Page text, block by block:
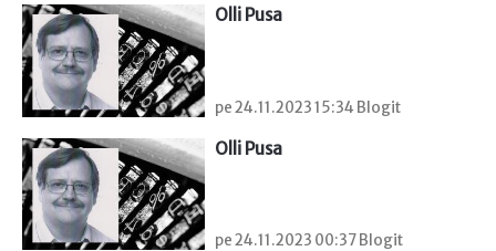
Olli Pusa
pe 24.11.2023 15:34 Blogit
Olli Pusa
pe 24.11.2023 00:37 Blogit